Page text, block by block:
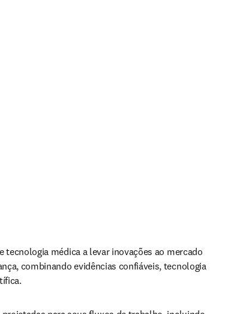
tecnologia médica a levar inovações ao mercado
combinando evidências confiáveis, tecnologia